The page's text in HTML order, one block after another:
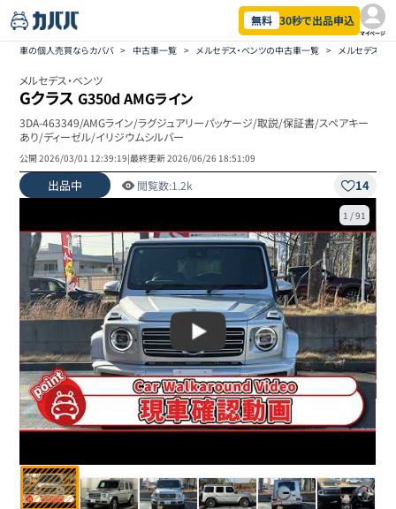
無料 30秒で出品申込
マイページ
車の個人売買ならカババ > 中古車一覧 > メルセデス・ベンツの中古車一覧 > メルセデス・
メルセデス・ベンツ
Gクラス G350d AMGライン
3DA-463349/AMGライン/ラグジュアリーパッケージ/取説/保証書/スペアキー
あり/ディーゼル/イリジウムシルバー
公開2026/03/01 12:39:19|最終更新2026/06/26 18:51:09
出品中 閲覧数:1.2k 14
1 /91